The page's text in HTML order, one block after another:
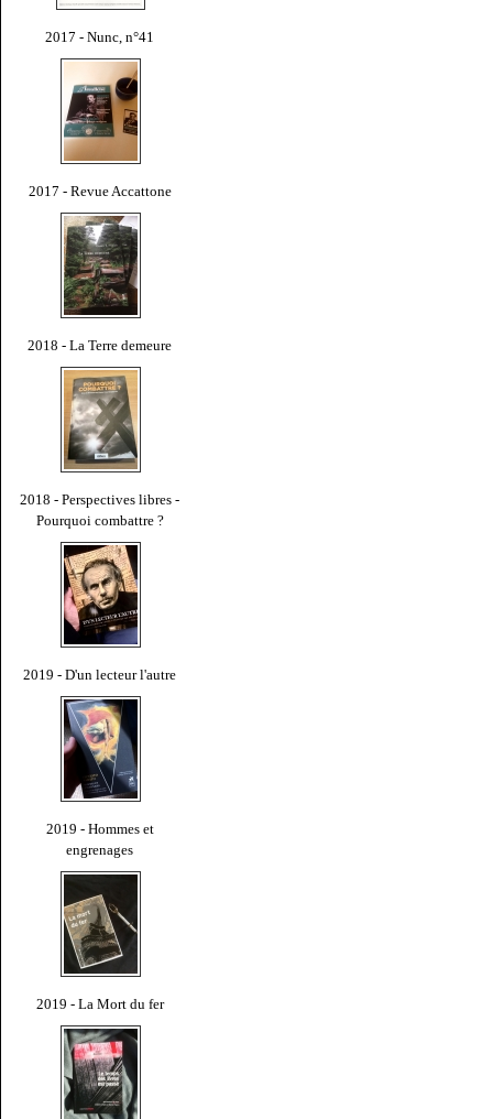
2017 - Nunc, n°41
2017 - Revue Accattone
2018 - La Terre demeure
2018 - Perspectives libres -
Pourquoi combattre ?
2019 - D'un lecteur l'autre
2019 - Hommes et
engrenages
2019 - La Mort du fer